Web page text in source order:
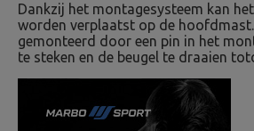
Dankzij het montagesysteem kan
worden verplaatst op de
gemonteerd door een pin in het
te steken en de beugel te draaien